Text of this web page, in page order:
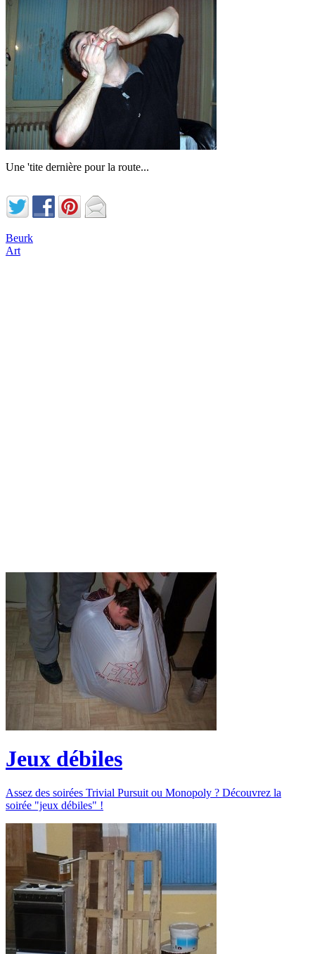
Une 'tite dernière pour la route...
Beurk
Art
Jeux débiles
Assez des soirées Trivial Pursuit ou Monopoly ? Découvrez la
soirée "jeux débiles" !